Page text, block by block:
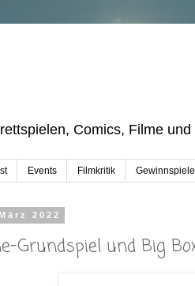
Comics, Filme und
Events Filmkritik Gewinnspiele
2022
Grundspiel und Big